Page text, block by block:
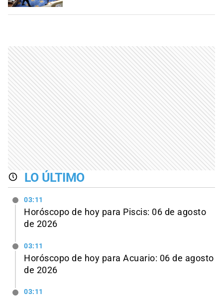
LO ÚLTIMO
03:11
Horóscopo de hoy para Piscis: 06 de agosto
de 2026
03:11
Horóscopo de hoy para Acuario: 06 de agosto
de 2026
03:11